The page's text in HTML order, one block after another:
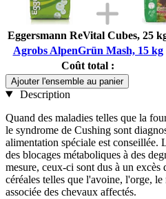
Eggersmann ReVital Cubes, 25
Agrobs AlpenGrün Mash, 15 kg
Coût total :
Ajouter l'ensemble au panier
Description
Quand des maladies telles que la
le syndrome de Cushing sont
alimentation spéciale est conseillée.
des blocages métaboliques à des
mesure, ceux-ci sont dus à un excès
céréales telles que l'avoine, l'orge,
associée des chevaux affectés.